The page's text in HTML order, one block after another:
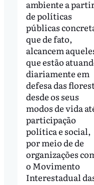
ambiente a
de políticas
públicas
que de fato,
alcancem
que estão
diariamente em
defesa das
desde os seus
modos de vida
participação
política e social,
por meio de de
organizações
o Movimento
Interestadual